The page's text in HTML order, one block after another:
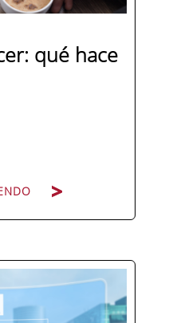
qué hace
tanto peso
española
el